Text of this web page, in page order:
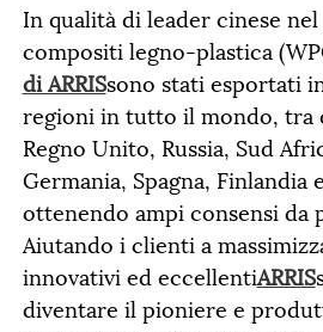
In qualità di leader cinese
compositi legno-plastica
di ARRISsono stati esportati
regioni in tutto il mondo, tra
Regno Unito, Russia, Sud
Germania, Spagna, Finlandia
ottenendo ampi consensi da
Aiutando i clienti a
innovativi ed eccellentiARRIS
diventare il pioniere e